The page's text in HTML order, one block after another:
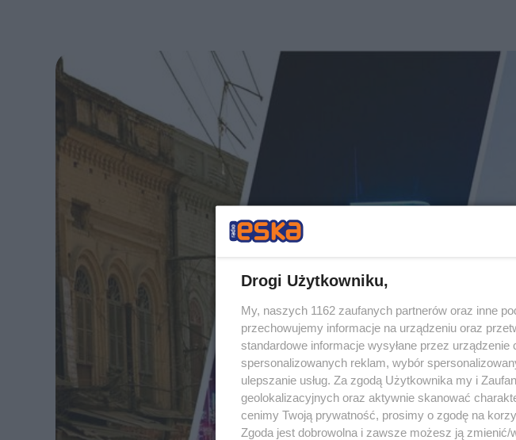
Drogi Użytkowniku,
My, naszych 1162 zaufanych partnerów oraz inne
przechowujemy informacje na urządzeniu oraz
standardowe informacje wysyłane przez
spersonalizowanych reklam, wybór
ulepszanie usług. Za zgodą Użytkownika my i
geolokalizacyjnych oraz aktywnie skanować
cenimy Twoją prywatność, prosimy o zgodę na
Zgoda jest dobrowolna i zawsze możesz ją